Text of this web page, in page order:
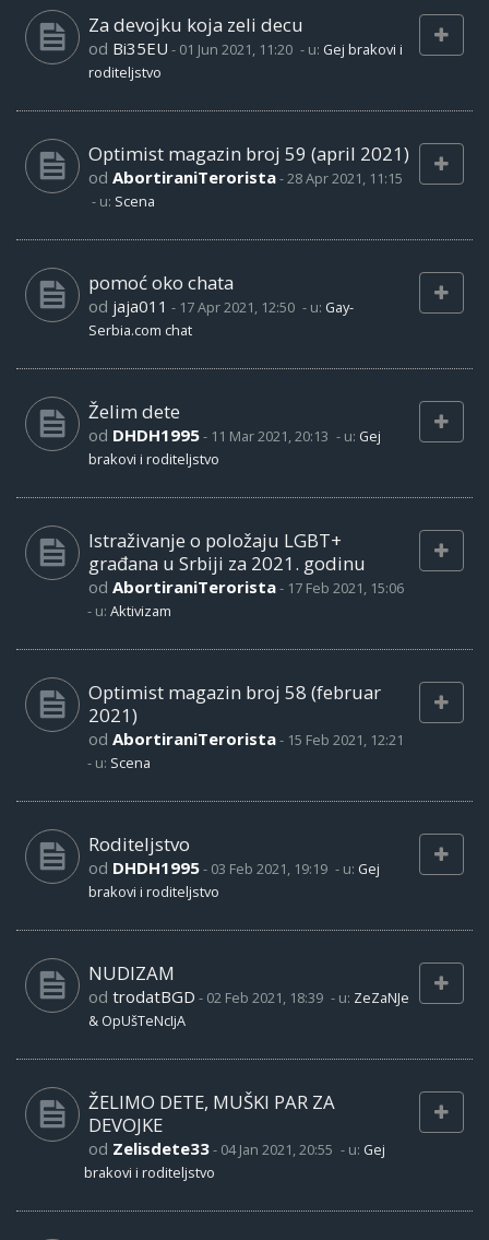
Za devojku koja zeli decu
od Bi35EU - 01 Jun 2021, 11:20 - u: Gej brakovi i
roditeljstvo
Optimist magazin broj 59 (april 2021)
od AbortiraniTerorista-28 Apr 2021, 11:15
- u: Scena
pomoć oko chata
od jaja011 - 17 Apr 2021, 12:50 - u: Gay-
Serbia.com chat
Želim dete
od DHDH1995- 11 Mar 2021, 20:13 - u: Gej
brakovi i roditeljstvo
Istraživanje o položaju LGBT+
građana u Srbiji za 2021. godinu
od AbortiraniTerorista- 17 Feb 2021, 15:06
- u: Aktivizam
Optimist magazin broj 58 (februar
2021)
od AbortiraniTerorista- 15 Feb 2021, 12:21
- u: Scena
Roditeljstvo
od DHDH1995- 03 Feb 2021, 19:19 - u: Gej
brakovi i roditeljstvo
NUDIZAM
od trodatBGD - 02 Feb 2021, 18:39 - u: ZeZaNJe
& OpUšTeNcIjA
ŽELIMO DETE, MUŠKI PAR ZA
DEVOJKE
od Zelisdete33- 04 Jan 2021, 20:55 - u: Gej
brakovi i roditeljstvo